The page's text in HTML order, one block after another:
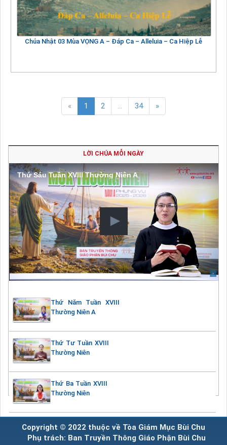
Chúa Nhật 03 Mùa VỌNG A – Đáp Ca – Alleluia – Ca Hiệp Lễ
« 1 2 34 »
LỜI CHÚA MỖI NGÀY
Thứ Sáu Tuần XVIII Thường Niên A
Thứ Năm Tuần XVIII
Thường Niên A
Thứ Tư Tuần XVIII
Thường Niên
Thứ Ba Tuần XVIII
Thường Niên
Copyright © 2022 thuộc về Tòa Giám Mục Bùi Chu
Phụ trách: Ban Truyền Thông Giáo Phận Bùi Chu